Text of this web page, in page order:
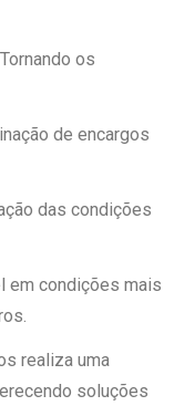
os
de encargos
das condições
em condições mais
realiza uma
soluções